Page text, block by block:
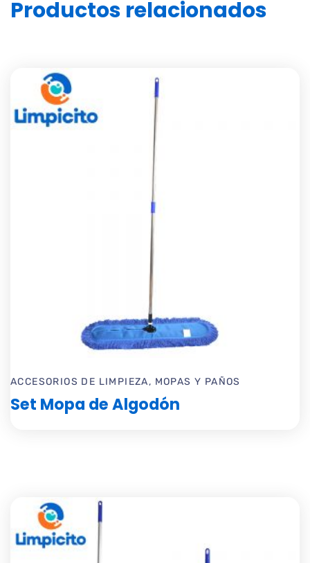
Productos relacionados
ACCESORIOS DE LIMPIEZA, MOPAS Y PAÑOS
Set Mopa de Algodón